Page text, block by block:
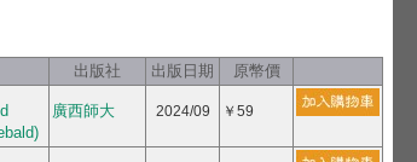
出版社 出版日期 原幣價
廣西師大 2024/09 ￥59